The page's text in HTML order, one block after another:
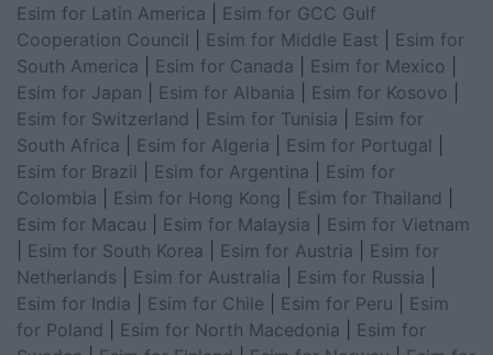
Esim for Latin America
Esim for GCC Gulf
Cooperation Council
Esim for Middle East
Esim for
South America
Esim for Canada Esim for Mexico
Esim for Japan
Esim for Albania Esim for Kosovo
Esim for Switzerland
Esim for Tunisia
Esim for
South Africa
Esim for Algeria Esim for Portugal
Esim for Brazil
Esim for Argentina
Esim for
Colombia
Esim for Hong Kong Esim for Thailand
Esim for Macau
Esim for Malaysia
Esim for Vietnam
Esim for South Korea Esim for Austria
Esim for
Netherlands
Esim for Australia Esim for Russia
Esim for India
Esim for Chile Esim for Peru
Esim
for Poland
Esim for North Macedonia
Esim for